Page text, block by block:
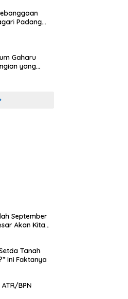
Padang
Gaharu
yang
September
Akan Kita
Tanah
Ini Faktanya
BPN